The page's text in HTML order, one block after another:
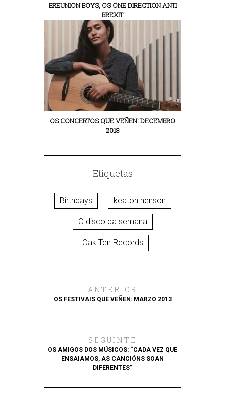
BREUNION BOYS, OS ONE DIRECTION ANTI
BREXIT
OS CONCERTOS QUE VEÑEN: DECEMBRO
2018
Etiquetas
Birthdays keaton henson
O disco da semana
Oak Ten Records
ANTERIOR
OS FESTIVAIS QUE VEÑEN: MARZO 2013
SEGUINTE
OS AMIGOS DOS MÚSICOS: “CADA VEZ QUE
ENSAIAMOS, AS CANCIÓNS SOAN
DIFERENTES”